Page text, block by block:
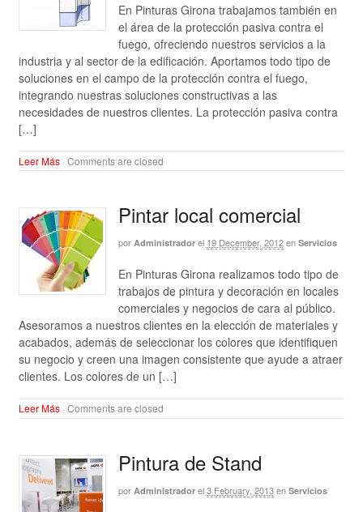
En Pinturas Girona trabajamos también en
el área de la protección pasiva contra el
fuego, ofreciendo nuestros servicios a la
industria y al sector de la edificación. Aportamos todo tipo de
soluciones en el campo de la protección contra el fuego,
integrando nuestras soluciones constructivas a las
necesidades de nuestros clientes. La protección pasiva contra
[…]
Leer Más· Comments are closed
Pintar local comercial
por Administrador el 19 December, 2012 en Servicios
En Pinturas Girona realizamos todo tipo de
trabajos de pintura y decoración en locales
comerciales y negocios de cara al público.
Asesoramos a nuestros clientes en la elección de materiales y
acabados, además de seleccionar los colores que identifiquen
su negocio y creen una imagen consistente que ayude a atraer
clientes. Los colores de un […]
Leer Más· Comments are closed
Pintura de Stand
por Administrador el 3 February, 2013 en Servicios